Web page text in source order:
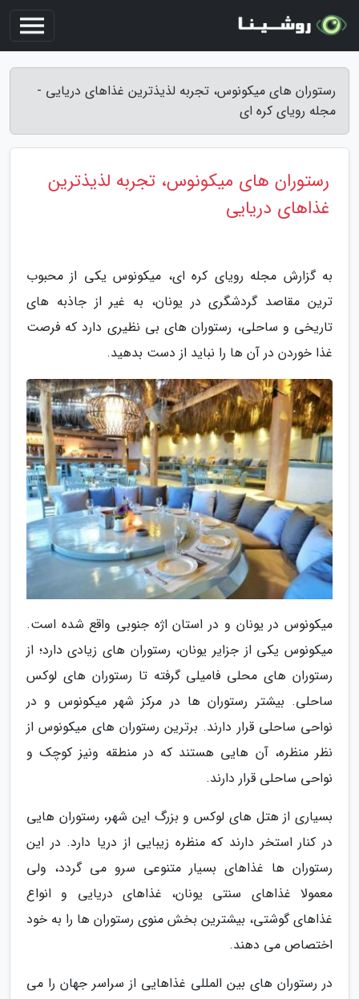
رستوران های میکونوس، تجربه لذیذترین غذاهای دریایی -
مجله رویای کره ای
رستوران های میکونوس، تجربه لذیذترین
غذاهای دریایی
به گزارش مجله رویای کره ای، میکونوس یکی از محبوب
ترین مقاصد گردشگری در یونان، به غیر از جاذبه های
تاریخی و ساحلی، رستوران های بی نظیری دارد که فرصت
غذا خوردن در آن ها را نباید از دست بدهید.
میکونوس در یونان و در استان اژه جنوبی واقع شده است.
میکونوس یکی از جزایر یونان، رستوران های زیادی دارد؛ از
رستوران های محلی فامیلی گرفته تا رستوران های لوکس
ساحلی. بیشتر رستوران ها در مرکز شهر میکونوس و در
نواحی ساحلی قرار دارند. برترین رستوران های میکونوس از
نظر منظره، آن هایی هستند که در منطقه ونیز کوچک و
نواحی ساحلی قرار دارند.
بسیاری از هتل های لوکس و بزرگ این شهر، رستوران هایی
در کنار استخر دارند که منظره زیبایی از دریا دارد. در این
رستوران ها غذاهای بسیار متنوعی سرو می گردد، ولی
معمولا غذاهای سنتی یونان، غذاهای دریایی و انواع
غذاهای گوشتی، بیشترین بخش منوی رستوران ها را به خود
اختصاص می دهند.
در رستوران های بین المللی غذاهایی از سراسر جهان را می